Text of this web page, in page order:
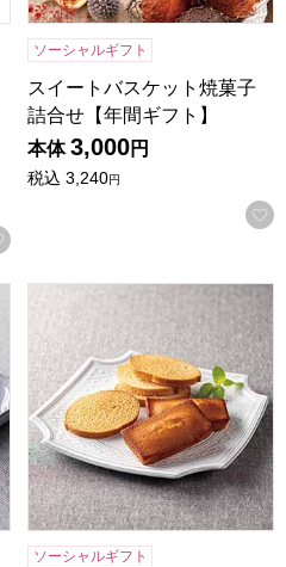
お気に入りに登録する
ソーシャルギフト
スイートバスケット焼菓子
詰合せ【年間ギフト】
本体 3,000円
税込 3,240円
はちみつフィナンシェ・メ
ソーシャルギフト